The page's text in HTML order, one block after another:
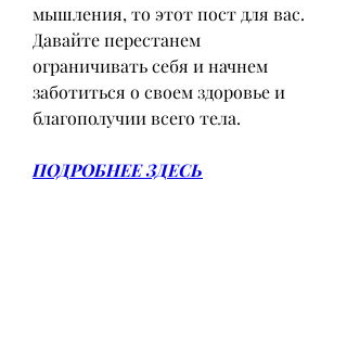
мышления, то этот пост для вас.
Давайте перестанем
ограничивать себя и начнем
заботиться о своем здоровье и
благополучии всего тела.
ПОДРОБНЕЕ ЗДЕСЬ